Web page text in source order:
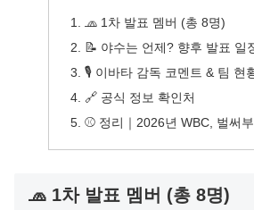
🧢 1차 발표 멤버 (총 8명)
📝 야수는 언제? 향후 발표 일
🎙 이바타 감독 코멘트 & 팀 현
🔗 공식 정보 확인처
⚾ 정리｜2026년 WBC, 벌써
🧢 1차 발표 멤버 (총 8명)